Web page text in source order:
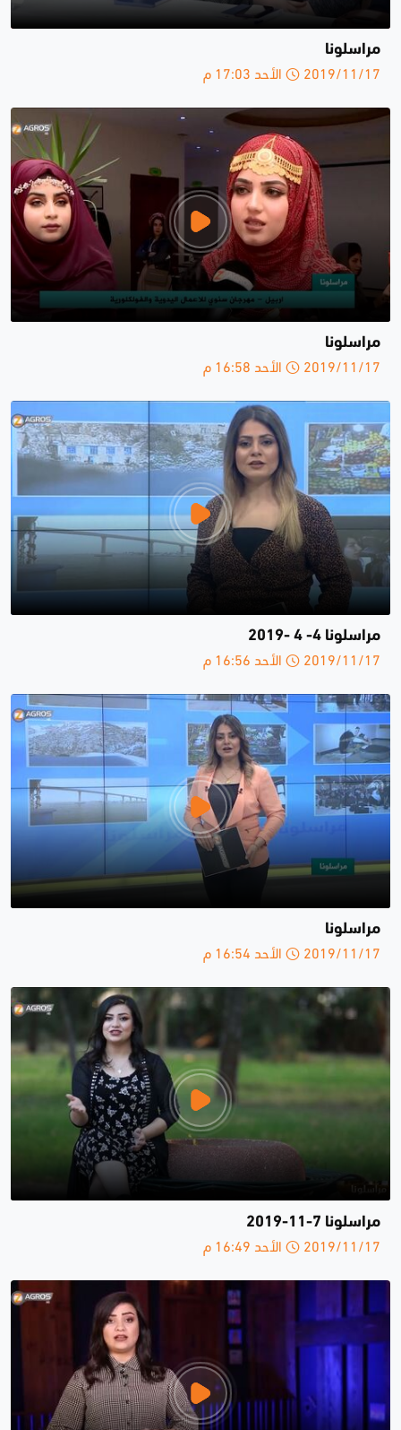
مراسلونا
2019/11/17 الأحد 17:03 م
مراسلونا
2019/11/17 الأحد 16:58 م
مراسلونا 4- 4 -2019
2019/11/17 الأحد 16:56 م
مراسلونا
2019/11/17 الأحد 16:54 م
مراسلونا 7-11-2019
2019/11/17 الأحد 16:49 م